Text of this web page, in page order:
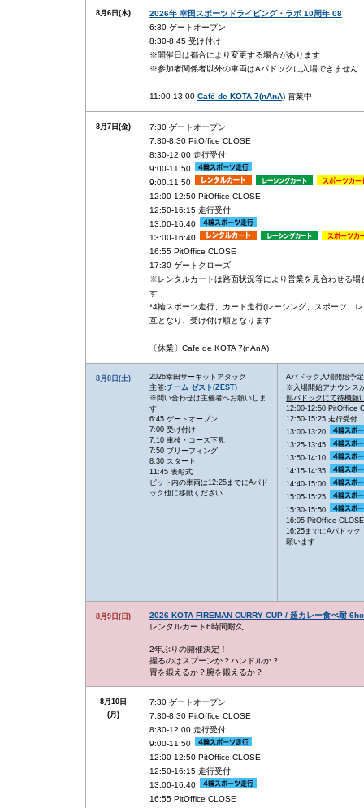
8月6日(木)
2026年 幸田スポーツドライビング・ラボ 10周年 08
6:30 ゲートオープン
8:30-8:45 受け付け
※開催日は都合により変更する場合があります
※参加者関係者以外の車両はAパドックに入場できません
11:00-13:00 Café de KOTA 7(nAnA) 営業中
8月7日(金)
7:30 ゲートオープン
7:30-8:30 PitOffice CLOSE
8:30-12:00 走行受付
9:00-11:50
9:00₋11:50
12:00-12:50 PitOffice CLOSE
12:50-16:15 走行受付
13:00-16:40
13:00-16:40
16:55 PitOffice CLOSE
17:30 ゲートクローズ
※レンタルカートは路面状況等により営業を見合わせる場
す
*4輪スポーツ走行、カート走行(レーシング、スポーツ、
互となり、受け付け順となります
〔休業〕Cafe de KOTA 7(nAnA)
8月8日(土)
2026幸田サーキットアタック
主催:チーム ゼスト(ZEST)
※問い合わせは主催者へお願いしま
す
6:45 ゲートオープン
7:00 受け付け
7:10 車検・コース下見
7:50 ブリーフィング
8:30 スタート
11:45 表彰式
ピット内の車両は12:25までにAパド
ック他に移動ください
Aパドック入場開始予
※入場開始アナウンス
部パドックにて待機願
12:00-12:50 PitOffice
12:50-15:25 走行受付
13:00-13:20
13:25-13:45
13:50-14:10
14:15-14:35
14:40-15:00
15:05-15:25
15:30-15:50
16:05 PitOffice CLOSE
16:25までにAパドック
願います
8月9日(日)
2026 KOTA FIREMAN CURRY CUP / 超カレー食べ耐
レンタルカート6時間耐久
2年ぶりの開催決定！
握るのはスプーンか？ハンドルか？
胃を鍛えるか？腕を鍛えるか？
8月10日
(月)
7:30 ゲートオープン
7:30-8:30 PitOffice CLOSE
8:30-12:00 走行受付
9:00-11:50
12:00-12:50 PitOffice CLOSE
12:50-16:15 走行受付
13:00-16:40
16:55 PitOffice CLOSE